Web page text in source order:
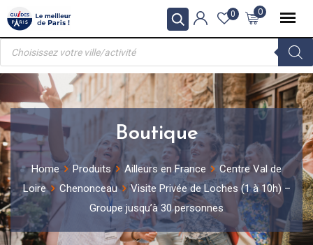
Skip
to
content
0
0
Recherche
produits
Boutique
Home Produits Ailleurs en France
Centre Val de
Loire
Chenonceau
Visite Privée de Loches (1 à 10h) –
Groupe jusqu’à 30 personnes